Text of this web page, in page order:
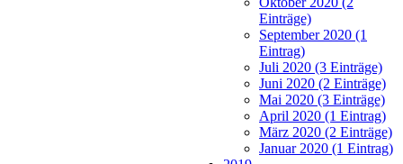
Einträge)
September 2020 (1
Eintrag)
Juli 2020 (3 Einträge)
Juni 2020 (2 Einträge)
Mai 2020 (3 Einträge)
April 2020 (1 Eintrag)
März 2020 (2 Einträge)
Januar 2020 (1 Eintrag)